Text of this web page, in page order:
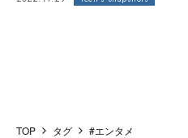
TOP タグ #エンタメ